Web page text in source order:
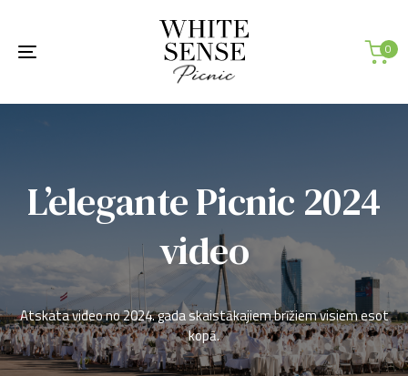
primary
to
0
Toggle
L’elegante Picnic 2024
video
Atskata video no 2024. gada skaistākajiem brīžiem visiem esot
kopā.